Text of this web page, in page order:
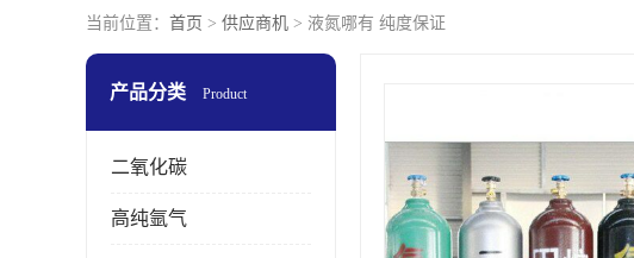
当前位置： 首页 > 供应商机 > 液氮哪有 纯度保证
产品分类 Product
二氧化碳
高纯氩气